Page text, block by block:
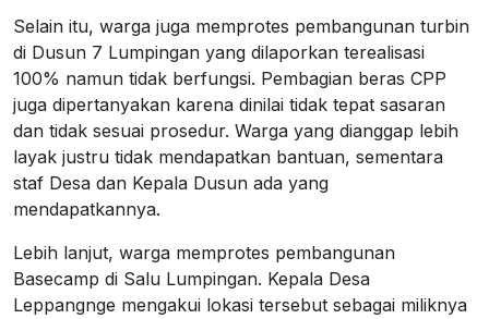
Selain itu, warga juga memprotes pembangunan turbin
di Dusun 7 Lumpingan yang dilaporkan terealisasi
100% namun tidak berfungsi. Pembagian beras CPP
juga dipertanyakan karena dinilai tidak tepat sasaran
dan tidak sesuai prosedur. Warga yang dianggap lebih
layak justru tidak mendapatkan bantuan, sementara
staf Desa dan Kepala Dusun ada yang
mendapatkannya.
Lebih lanjut, warga memprotes pembangunan
Basecamp di Salu Lumpingan. Kepala Desa
Leppangnge mengakui lokasi tersebut sebagai miliknya